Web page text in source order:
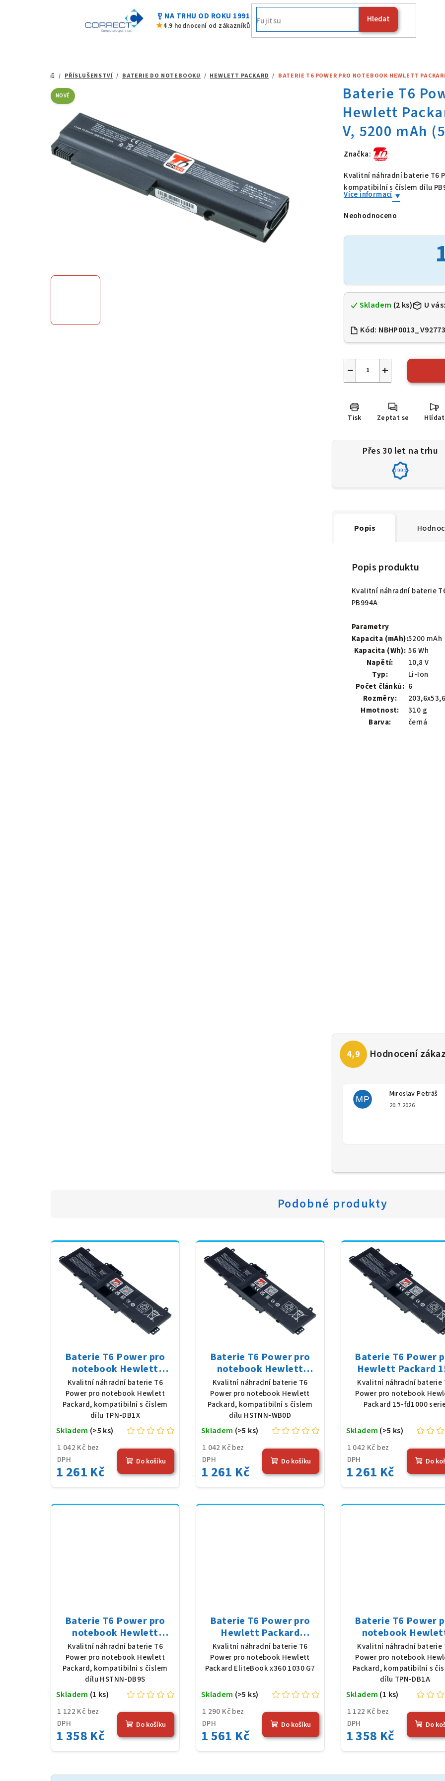
military_tech NA TRHU OD ROKU 1991
star4.9 hodnocení od zákazníků
Hledat
Apple
DOMŮ
/ PŘÍSLUŠENSTVÍ / BATERIE DO NOTEBOOKU / HEWLETT PACKARD / BATERIE T6 POWER PRO NOTEBOOK HEWLETT
Značka:
Baterie T6
Kvalitní náhradní baterie T6
kompatibilní s číslem dílu
Více informací
Průměrné
produktu
je
Neohodnoceno
Skladem (2 ks) U vás:
Kód: NBHP0013_V92773
+
−
Tisk Zeptat se Hlídat
NOVÉ
Přes 30 let na trhu
1991
Popis
Popis produktu
Kvalitní náhradní baterie
PB994A
Parametry
Kapacita (mAh):5200 mAh
Kapacita (Wh): 56 Wh
Napětí:
10,8 V
Typ:
Li-Ion
Počet článků: 6
Rozměry:
Hmotnost:
310 g
Barva:
černá
MP
Miroslav Petráš
20.7.2026
Podobné produkty
Baterie T6 Power pro
notebook Hewlett
Packard TPN-DB1X, Li-
Poly, 11,25 V, 3648 mAh
(41 Wh), černá
Kvalitní náhradní baterie T6
Power pro notebook Hewlett
Packard, kompatibilní s číslem
dílu TPN-DB1X
1 042 Kč bez
DPH
1 261 Kč
Skladem (>5 ks)
Do košíku
Baterie T6 Power pro
notebook Hewlett
Packard HSTNN-WB0D,
Li-Poly, 11,25 V, 3648
mAh (41 Wh), černá
Kvalitní náhradní baterie T6
Power pro notebook Hewlett
Packard, kompatibilní s číslem
dílu HSTNN-WB0D
1 042 Kč bez
DPH
1 261 Kč
Skladem (>5 ks)
Do košíku
Baterie T6 Power
Hewlett Packard
fd1000 serie, Li-
11,25 V, 3648 mAh
Wh), černá
Kvalitní náhradní baterie
Power pro notebook
Packard 15-fd1000
1 042 Kč bez
DPH
1 261 Kč
Skladem (>5 ks)
Do
Baterie T6 Power pro
notebook Hewlett
Packard HSTNN-DB9S,
Li-Poly, 11,4 V, 3790 mAh
(45 Wh), černá
Kvalitní náhradní baterie T6
Power pro notebook Hewlett
Packard, kompatibilní s číslem
dílu HSTNN-DB9S
1 122 Kč bez
DPH
1 358 Kč
Skladem (1 ks)
Do košíku
Baterie T6 Power pro
Hewlett Packard
EliteBook x360 1030 G7,
Li-Poly, 7,7 V, 7012 mAh
(54 Wh), černá
Kvalitní náhradní baterie T6
Power pro notebook Hewlett
Packard EliteBook x360 1030 G7
1 290 Kč bez
DPH
1 561 Kč
Skladem (>5 ks)
Do košíku
Baterie T6 Power
notebook
Packard TPN-DB1A,
Poly, 11,4 V, 3790
(45 Wh), černá
Kvalitní náhradní baterie
Power pro notebook
Packard, kompatibilní s
dílu TPN-DB1A
1 122 Kč bez
DPH
1 358 Kč
Skladem (1 ks)
Do
hvězdiček.